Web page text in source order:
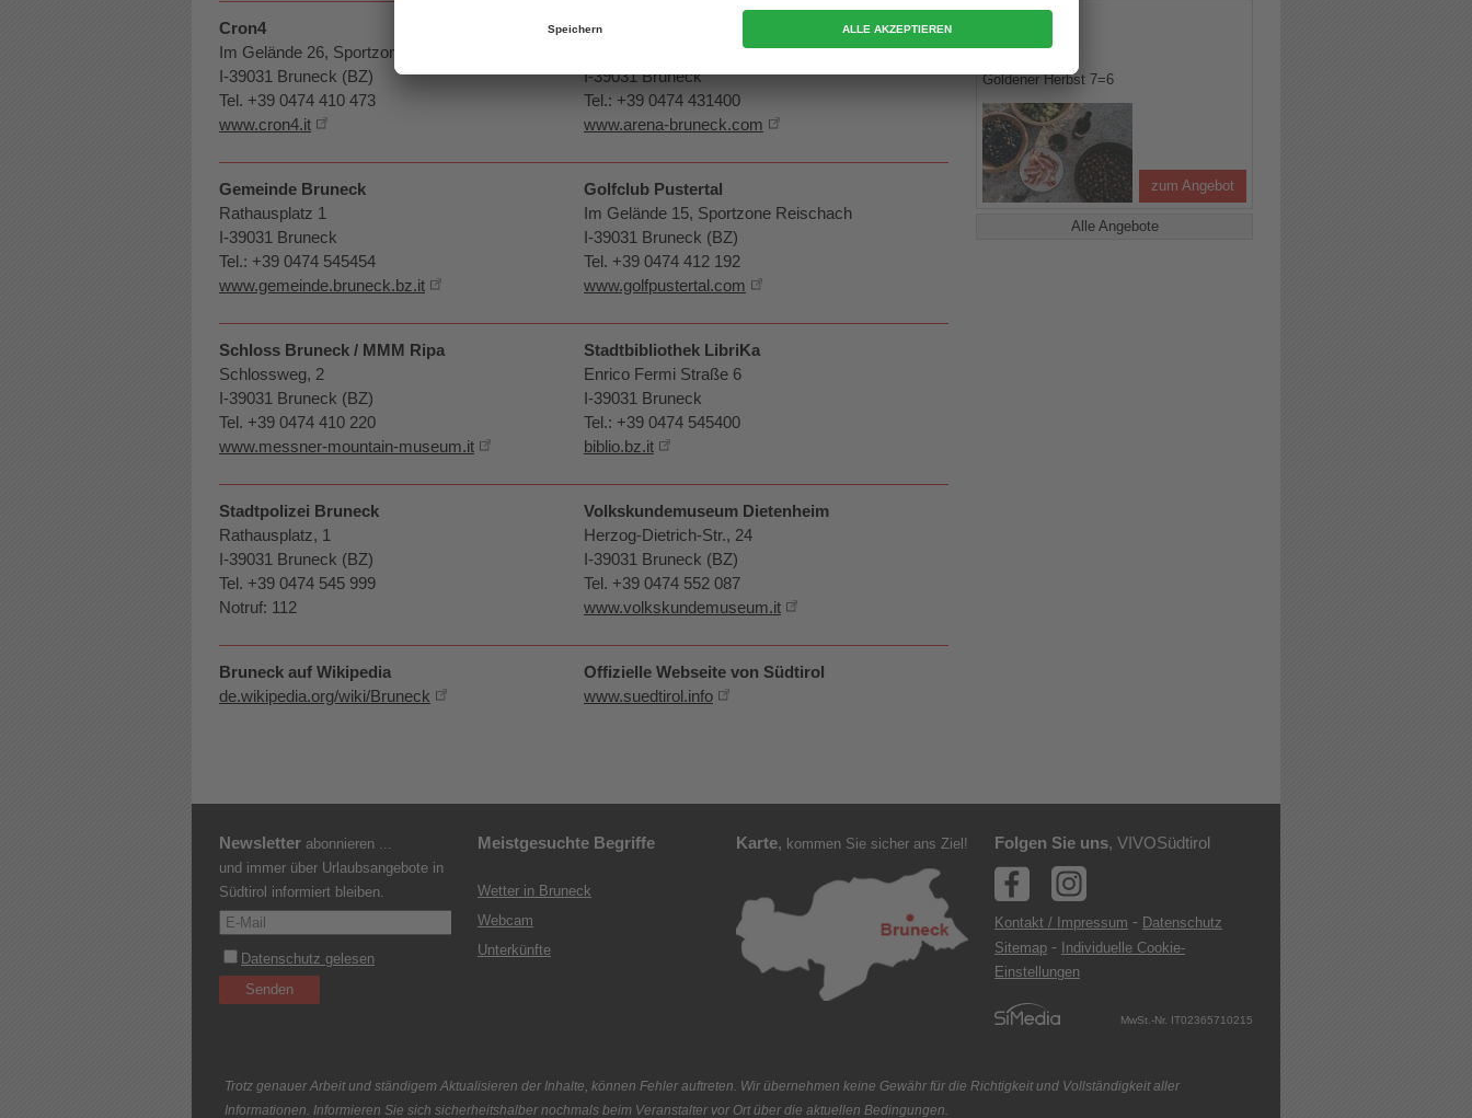
Cron4
Im Gelände 26, Sportzone Reischach
I-39031 Bruneck (BZ)
Tel. +39 0474 410 473
www.cron4.it
Eissportanlage Intercable Arena
I-39031 Bruneck
Tel.: +39 0474 431400
www.arena-bruneck.com
Gemeinde Bruneck
Rathausplatz 1
I-39031 Bruneck
Tel.: +39 0474 545454
www.gemeinde.bruneck.bz.it
Golfclub Pustertal
Im Gelände 15, Sportzone Reischach
I-39031 Bruneck (BZ)
Tel. +39 0474 412 192
www.golfpustertal.com
Schloss Bruneck / MMM Ripa
Schlossweg, 2
I-39031 Bruneck (BZ)
Tel. +39 0474 410 220
www.messner-mountain-museum.it
Stadtbibliothek LibriKa
Enrico Fermi Straße 6
I-39031 Bruneck
Tel.: +39 0474 545400
biblio.bz.it
Stadtpolizei Bruneck
Rathausplatz, 1
I-39031 Bruneck (BZ)
Tel. +39 0474 545 999
Notruf: 112
Volkskundemuseum Dietenheim
Herzog-Dietrich-Str., 24
I-39031 Bruneck (BZ)
Tel. +39 0474 552 087
www.volkskundemuseum.it
Bruneck auf Wikipedia
de.wikipedia.org/wiki/Bruneck
Offizielle Webseite von Südtirol
www.suedtirol.info
CIN +
Goldener Herbst 7=6
zum Angebot
Alle Angebote
Newsletter abonnieren ...
und immer über Urlaubsangebote in
Südtirol informiert bleiben.
Meistgesuchte Begriffe
Wetter in Bruneck
Webcam
Unterkünfte
Karte, kommen Sie sicher ans Ziel! Folgen Sie uns, VIVOSüdtirol
Kontakt / Impressum - Datenschutz
Sitemap -
Individuelle Cookie-
Einstellungen
MwSt.-Nr. IT02365710215
Trotz genauer Arbeit und ständigem Aktualisieren der Inhalte, können Fehler auftreten. Wir übernehmen keine Gewähr für die Richtigkeit und Vollständigkeit aller
Informationen. Informieren Sie sich sicherheitshalber nochmals beim Veranstalter vor Ort über die aktuellen Bedingungen.